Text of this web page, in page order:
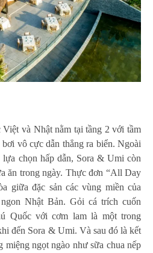
và Nhật nằm tại tầng 2 với tầm
vô cực dẫn thẳng ra biển. Ngoài
chọn hấp dẫn, Sora & Umi còn
ăn trong ngày. Thực đơn “All Day
giữa đặc sản các vùng miền của
Nhật Bản. Gỏi cá trích cuốn
Quốc với cơm lam là một trong
đến Sora & Umi. Và sau đó là kết
miệng ngọt ngào như sữa chua nếp